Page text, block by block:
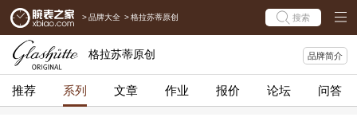
> 品牌大全 > 格拉苏蒂原创 搜索
格拉苏蒂原创 品牌简介
推荐 系列 文章 作业 报价 论坛 问答